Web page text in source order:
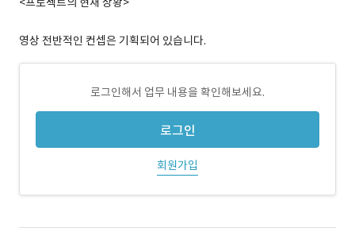
영상 전반적인 컨셉은 기획되어 있습니다.
로그인해서 업무 내용을 확인해보세요.
로그인
회원가입